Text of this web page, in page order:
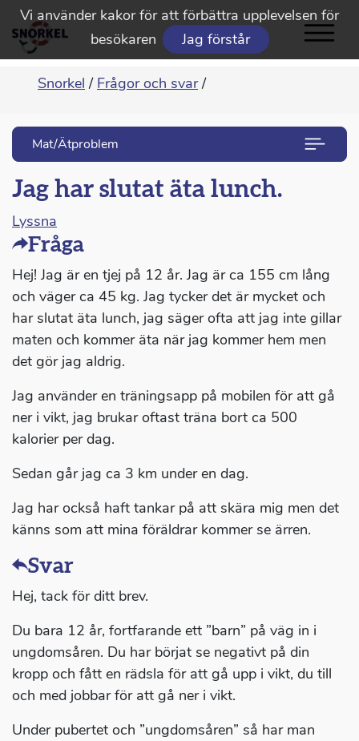
Vi använder kakor för att förbättra upplevelsen för
besökaren
Jag förstår
Snorkel / Frågor och svar /
Mat/Ätproblem
Jag har slutat äta lunch.
Lyssna
Fråga
Hej! Jag är en tjej på 12 år. Jag är ca 155 cm lång
och väger ca 45 kg. Jag tycker det är mycket och
har slutat äta lunch, jag säger ofta att jag inte gillar
maten och kommer äta när jag kommer hem men
det gör jag aldrig.
Jag använder en träningsapp på mobilen för att gå
ner i vikt, jag brukar oftast träna bort ca 500
kalorier per dag.
Sedan går jag ca 3 km under en dag.
Jag har också haft tankar på att skära mig men det
känns som att mina föräldrar kommer se ärren.
Svar
Hej, tack för ditt brev.
Du bara 12 år, fortfarande ett ”barn” på väg in i
ungdomsåren. Du har börjat se negativt på din
kropp och fått en rädsla för att gå upp i vikt, du till
och med jobbar för att gå ner i vikt.
Under pubertet och ”ungdomsåren” så har man